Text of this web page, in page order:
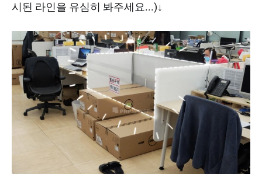
시된 라인을 유심히 봐주세요...)↓